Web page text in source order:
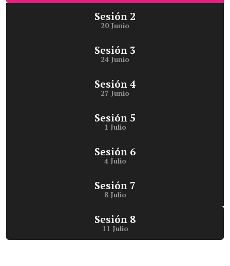
Sesión 2
20 Junio
Sesión 3
24 Junio
Sesión 4
27 Junio
Sesión 5
1 Julio
Sesión 6
4 Julio
Sesión 7
8 Julio
Sesión 8
11 Julio